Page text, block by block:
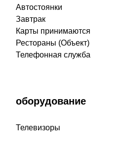
Автостоянки
Завтрак
Карты принимаются
Рестораны (Объект)
Телефонная служба
оборудование
Телевизоры